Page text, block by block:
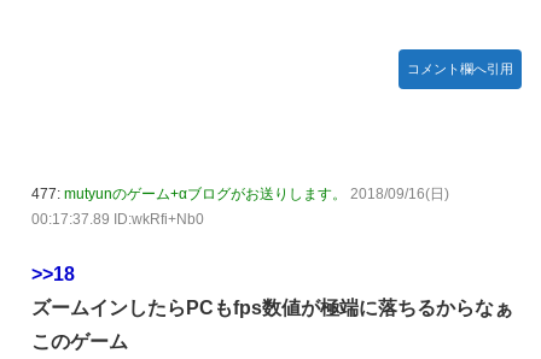
コメント欄へ引用
477: mutyunのゲーム+αブログがお送りします。
2018/09/16(日)
00:17:37.89 ID:wkRfi+Nb0
>>18
ズームインしたらPCもfps数値が極端に落ちるからなぁ
このゲーム